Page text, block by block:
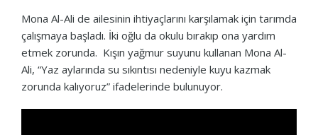
Mona Al-Ali de ailesinin ihtiyaçlarını karşılamak için tarımda
çalışmaya başladı. İki oğlu da okulu bırakıp ona yardım
etmek zorunda. Kışın yağmur suyunu kullanan Mona Al-
Ali, “Yaz aylarında su sıkıntısı nedeniyle kuyu kazmak
zorunda kalıyoruz” ifadelerinde bulunuyor.